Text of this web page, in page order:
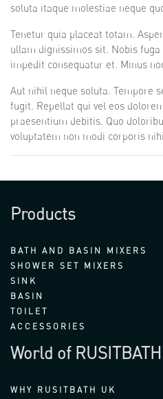
soluta itaque molestiae neque
Tenetur quia placeat totam.
ullam dignissimos sit. Nobis
impedit consequatur et. Minus
Aut nihil neque soluta. Tempore
fugit. Repellat qui vel eos
praesentium debitis. Quo
voluptatem non modi corporis
Products
BATH AND BASIN MIXERS
SHOWER SET MIXERS
SINK
BASIN
TOILET
ACCESSORIES
World of RUSITBATH
WHY RUSITBATH UK